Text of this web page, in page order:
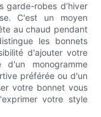
garde-robes d’hiver
C'est un moyen
au chaud pendant
les bonnets
d'ajouter votre
monogramme
préférée ou d'un
votre bonnet vous
votre style